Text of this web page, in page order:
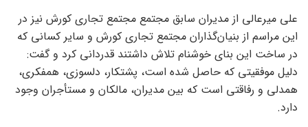
علی میرعالی از مدیران سابق مجتمع مجتمع تجاری کورش نیز در
این مراسم از بنیان‌گذاران مجتمع تجاری کورش و سایر کسانی که
در ساخت این بنای خوشنام تلاش داشتند قدردانی کرد و گفت:
دلیل موفقیتی که حاصل شده است، پشتکار، دلسوزی، همفکری،
همدلی و رفاقتی است که بین مدیران، مالکان و مستأجران وجود
دارد.